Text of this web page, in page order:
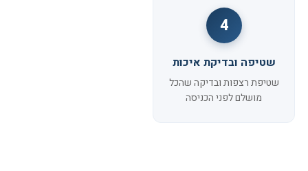
4
שטיפה ובדיקת איכות
שטיפת רצפות ובדיקה שהכל
מושלם לפני הכניסה